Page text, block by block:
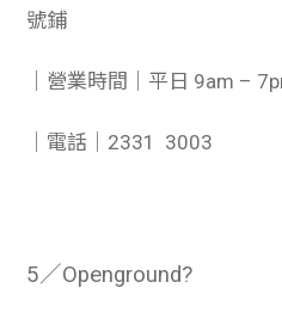
號鋪
｜營業時間｜平日 9am –
｜電話｜2331 3003
5／Openground?